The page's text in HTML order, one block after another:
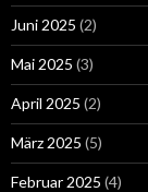
Juni 2025 (2)
Mai 2025 (3)
April 2025 (2)
März 2025 (5)
Februar 2025 (4)